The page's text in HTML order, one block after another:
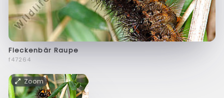
Fleckenbär Raupe
f47264
Zoom